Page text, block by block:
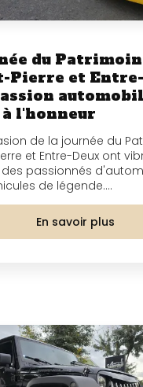
du
Pierre et
l'honneur
de la journée du
et Entre-Deux ont
passionnés
de légende....
En savoir plus